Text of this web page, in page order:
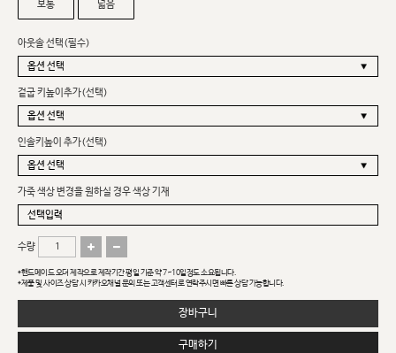
보통 넓음
아웃솔 선택(필수)
겉굽 키높이추가(선택)
인솔키높이 추가(선택)
가죽 색상 변경을 원하실 경우 색상 기재
수량
*핸드메이드 오더 제작으로 제작기간 평일 기준 약 7~10일정도 소요됩니다.
*제품 및 사이즈 상담 시 카카오채널 문의 또는 고객센터로 연락주시면 빠른 상담 가능합니다.
장바구니
구매하기